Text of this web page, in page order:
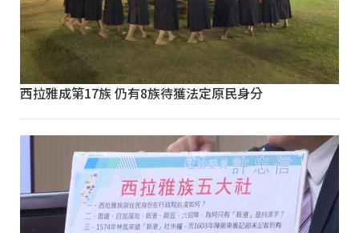
西拉雅成第17族 仍有8族待獲法定原民身分